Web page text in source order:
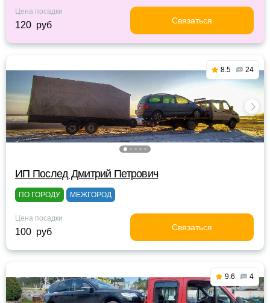
Цена посадки
120 руб Связаться
8.5 24
ИП Послед Дмитрий Петрович
ПО ГОРОДУ МЕЖГОРОД
Цена посадки
100 руб Связаться
9.6 4